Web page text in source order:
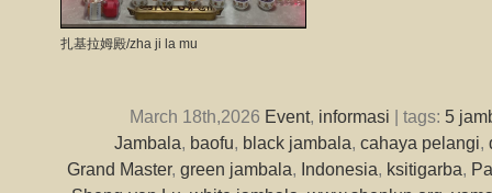
扎基拉姆殿/zha ji la mu
March 18th,2026 Event, informasi | tags: 5
Jambala, baofu, black jambala, cahaya pelangi,
Grand Master, green jambala, Indonesia, ksitigarba,